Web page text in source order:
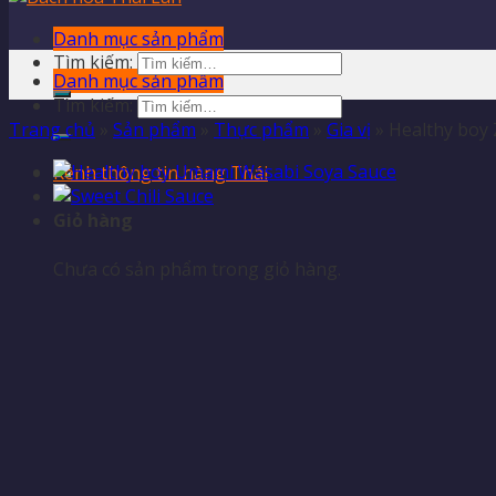
Danh mục sản phẩm
Danh mục sản phẩm
Tìm kiếm:
Kênh thông tin hàng Thái
Tìm kiếm:
Trang chủ Sản phẩm Thực phẩm Gia vị